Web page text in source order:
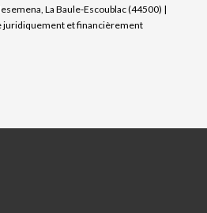
La Baule-Escoublac (44500) |
juridiquement et financièrement